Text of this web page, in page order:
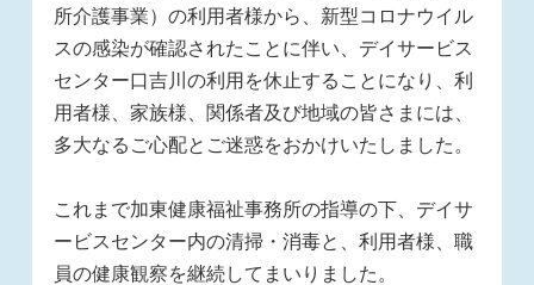
所介護事業）の利用者様から、新型コロナウイル
スの感染が確認されたことに伴い、デイサービス
センター口吉川の利用を休止することになり、利
用者様、家族様、関係者及び地域の皆さまには、
多大なるご心配とご迷惑をおかけいたしました。
これまで加東健康福祉事務所の指導の下、デイサ
ービスセンター内の清掃・消毒と、利用者様、職
員の健康観察を継続してまいりました。